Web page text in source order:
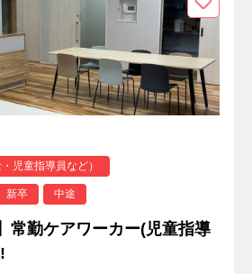
児童指導員など）
新卒 中途
常勤ケアワーカー(児童指導